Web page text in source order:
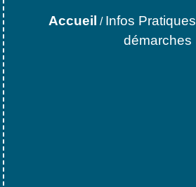
Accueil / Infos Pratiques
démarches